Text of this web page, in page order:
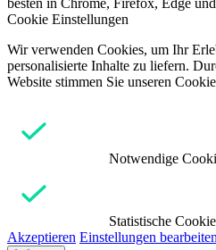
besten in Chrome, Firefox, Edge
Cookie Einstellungen
Wir verwenden Cookies, um Ihr
personalisierte Inhalte zu liefern.
Website stimmen Sie unseren
Notwendige
Statistische
Akzeptieren Einstellungen